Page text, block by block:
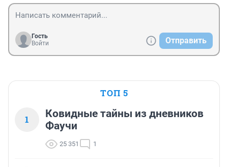
Гость
Войти
Отправить
ТОП 5
1
Ковидные тайны из дневников
Фаучи
25 351 1